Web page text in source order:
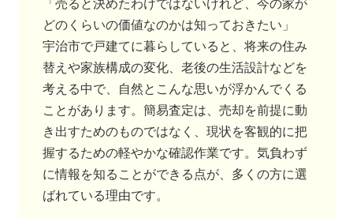
「売ると決めたわけではないけれど、今の家が
どのくらいの価値なのかは知っておきたい」
宇治市で戸建てに暮らしていると、将来の住み
替えや家族構成の変化、老後の生活設計などを
考える中で、自然とこんな思いが浮かんでくる
ことがあります。簡易査定は、売却を前提に動
き出すためのものではなく、現状を客観的に把
握するための軽やかな確認作業です。気負わず
に情報を知ることができる点が、多くの方に選
ばれている理由です。